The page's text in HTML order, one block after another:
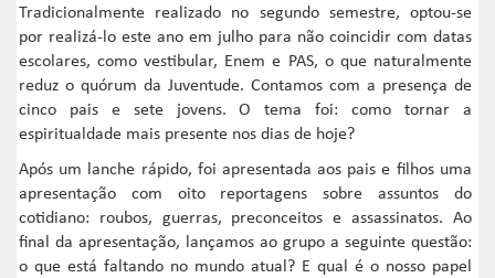
Tradicionalmente realizado no segundo semestre, optou-se
por realizá-lo este ano em julho para não coincidir com datas
escolares, como vestibular, Enem e PAS, o que naturalmente
reduz o quórum da Juventude. Contamos com a presença de
cinco pais e sete jovens. O tema foi: como tornar a
espiritualdade mais presente nos dias de hoje?
Após um lanche rápido, foi apresentada aos pais e filhos uma
apresentação com oito reportagens sobre assuntos do
cotidiano: roubos, guerras, preconceitos e assassinatos. Ao
final da apresentação, lançamos ao grupo a seguinte questão:
o que está faltando no mundo atual? E qual é o nosso papel